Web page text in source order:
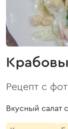
Рецепт с
Вкусный салат